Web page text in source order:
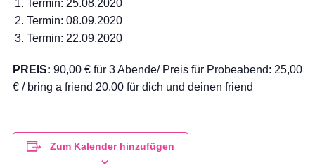
Termin: 25.08.2020
Termin: 08.09.2020
Termin: 22.09.2020
PREIS: 90,00 € für 3 Abende/ Preis für Probeabend: 25,00
€ / bring a friend 20,00 für dich und deinen friend
Zum Kalender hinzufügen